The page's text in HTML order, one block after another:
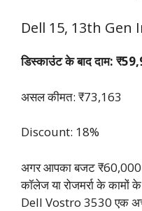
Dell 15, 13th Gen
डिस्काउंट के बाद दाम:
असल कीमत: ₹73,163
Discount: 18%
अगर आपका बजट
कॉलेज या रोजमर्रा के कामों
Dell Vostro 3530 एक